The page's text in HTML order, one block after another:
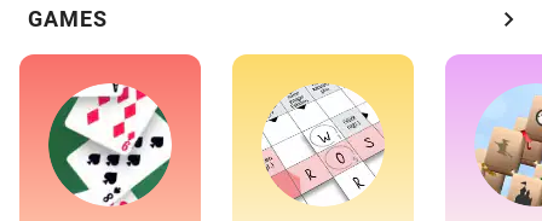
GAMES chevron_right